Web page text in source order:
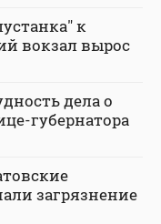
к
вокзал вырос
дела о
губернатора
загрязнение